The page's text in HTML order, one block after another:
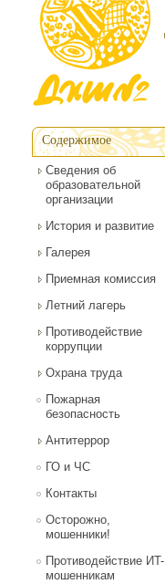
Содержимое
Сведения об
образовательной
организации
История и развитие
Галерея
Приемная комиссия
Летний лагерь
Противодействие
коррупции
Охрана труда
Пожарная
безопасность
Антитеррор
ГО и ЧС
Контакты
Осторожно,
мошенники!
Противодействие ИT-
мошенникам